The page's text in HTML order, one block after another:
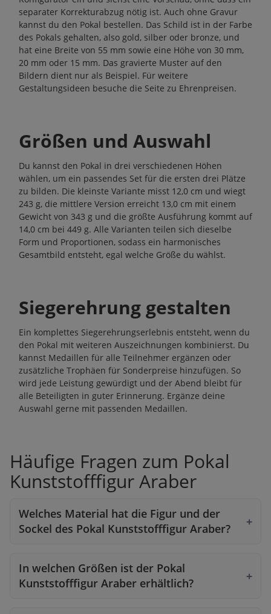
separater Korrekturabzug nötig ist. Auch ohne Gravur
kannst du den Pokal bestellen. Das Schild ist in der Farbe
des Pokals gehalten, also gold, silber oder bronze, und
hat eine Breite von 55 mm sowie eine Höhe von 30 mm,
20 mm oder 15 mm. Das gravierte Muster auf den
Bildern dient nur als Beispiel. Für weitere
Gestaltungsideen besuche die Seite zu Ehrenpreisen.
Größen und Auswahl
Du kannst den Pokal in drei verschiedenen Höhen
wählen, um ein passendes Set für die ersten drei Plätze
zu bilden. Die kleinste Variante misst 12,0 cm und wiegt
243 g, die mittlere Version erreicht 13,0 cm mit einem
Gewicht von 343 g und die größte Ausführung kommt auf
14,0 cm bei 449 g. Alle Varianten teilen sich dieselbe
Form und Proportionen, sodass ein harmonisches
Gesamtbild entsteht, egal welche Größe du wählst.
Siegerehrung gestalten
Ein komplettes Siegerehrungserlebnis entsteht, wenn du
den Pokal mit weiteren Auszeichnungen kombinierst. Du
kannst Medaillen für alle Teilnehmer ergänzen oder
zusätzliche Trophäen für Sonderpreise hinzufügen. So
wird jede Leistung gewürdigt und der Abend bleibt für
alle Beteiligten in guter Erinnerung. Ergänze deine
Auswahl gerne mit passenden Medaillen.
Häufige Fragen zum Pokal
Kunststofffigur Araber
Welches Material hat die Figur und der
Sockel des Pokal Kunststofffigur Araber?
In welchen Größen ist der Pokal
Kunststofffigur Araber erhältlich?